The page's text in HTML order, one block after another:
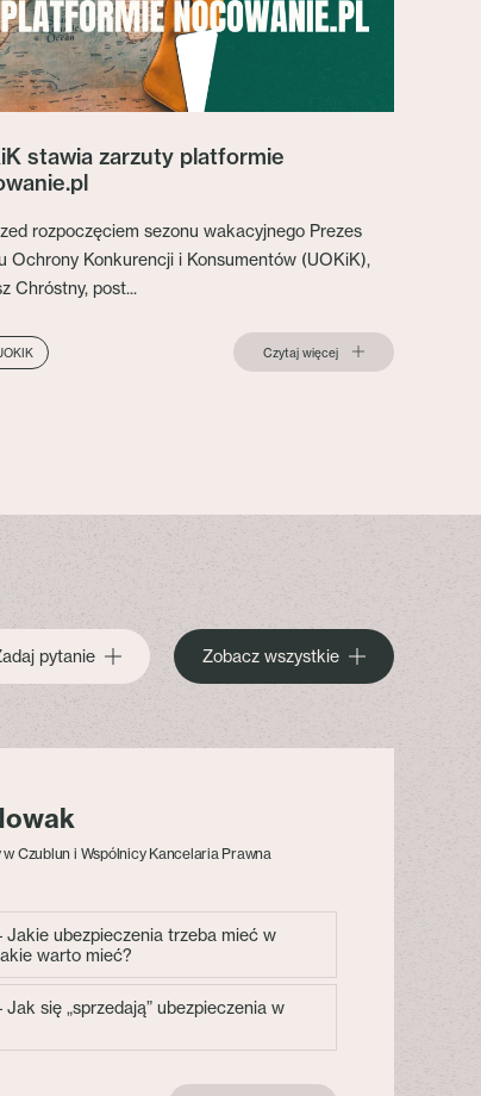
stawia zarzuty platformie
rozpoczęciem sezonu wakacyjnego Prezes
Ochrony Konkurencji i Konsumentów (UOKiK),
Chróstny, post...
Czytaj więcej
pytanie Zobacz wszystkie
Czublun i Wspólnicy Kancelaria Prawna
Jakie ubezpieczenia trzeba mieć w
warto mieć?
się „sprzedają” ubezpieczenia w